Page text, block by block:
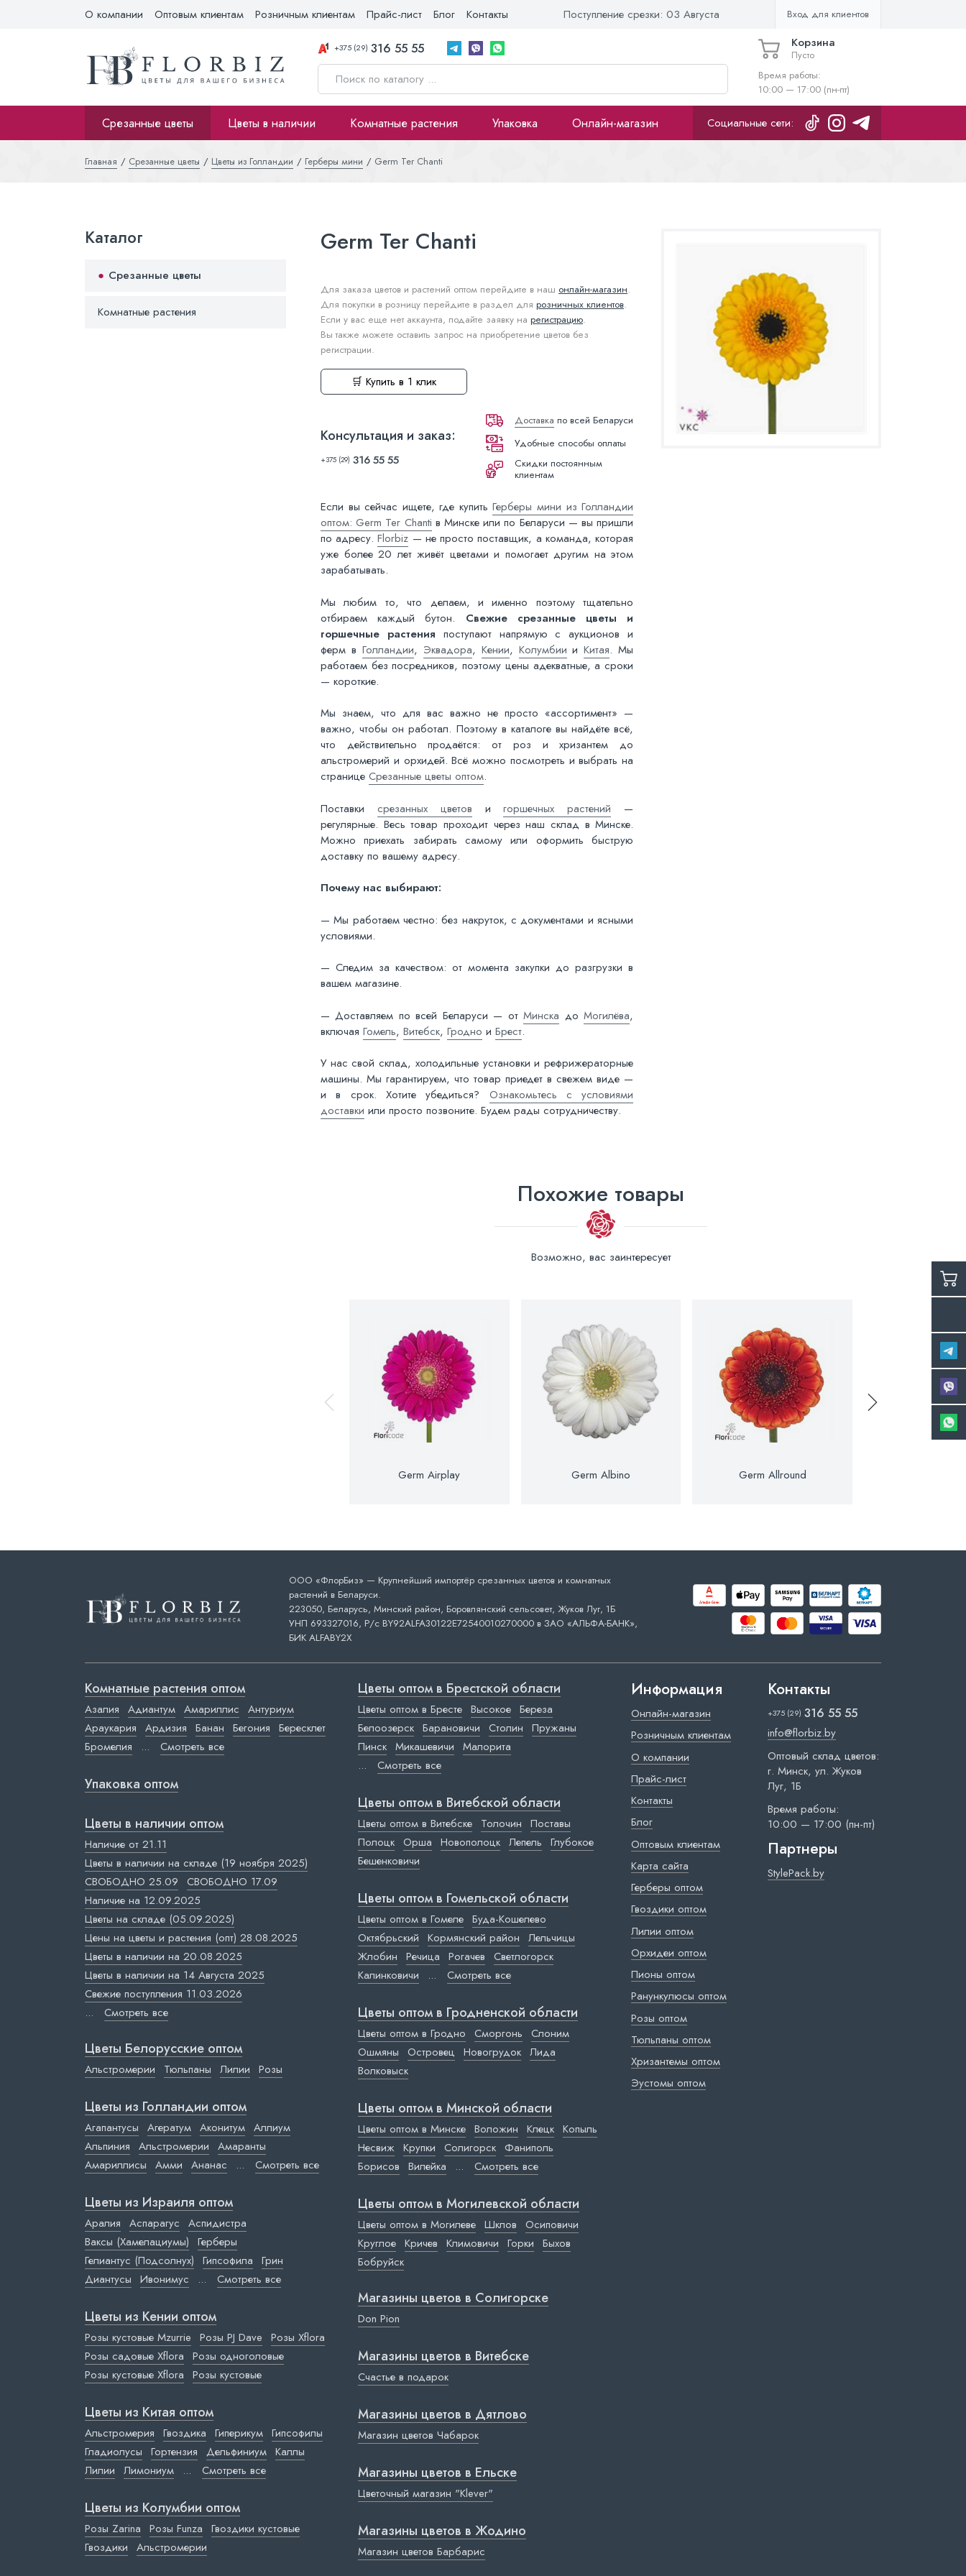
О компании Оптовым клиентам Розничным клиентам Прайс-лист Блог Контакты Поступление срезки: 03 Августа Вход для клиентов
+375 (29) 316 55 55 Корзина
Пусто
Время работы:
10:00 — 17:00 (пн-пт)
Срезанные цветы Цветы в наличии Комнатные растения Упаковка Онлайн-магазин Социальные сети:
Главная Срезанные цветы Цветы из Голландии Герберы мини Germ Ter Chanti
Каталог
Срезанные цветы
Комнатные растения
Germ Ter Chanti
Для заказа цветов и растений оптом перейдите в наш онлайн-магазин.
Для покупки в розницу перейдите в раздел для розничных клиентов.
Если у вас еще нет аккаунта, подайте заявку на регистрацию.
Вы также можете оставить запрос на приобретение цветов без
регистрации.
🛒 Купить в 1 клик
Консультация и заказ:
+375 (29) 316 55 55
Доставка по всей Беларуси
Удобные способы оплаты
Скидки постоянным
клиентам
Если вы сейчас ищете, где купитьГерберы мини из Голландии
оптом: Germ Ter Chanti в Минске или по Беларуси — вы пришли
по адресу.Florbiz — не просто поставщик, а команда, которая
уже более 20 лет живёт цветами и помогает другим на этом
зарабатывать.
Мы любим то, что делаем, и именно поэтому тщательно
отбираем каждый бутон. Свежие срезанные цветы и
горшечные растения поступают напрямую с аукционов и
ферм в Голландии, Эквадора, Кении, Колумбии иКитая. Мы
работаем без посредников, поэтому цены адекватные, а сроки
— короткие.
Мы знаем, что для вас важно не просто «ассортимент» —
важно, чтобы он работал. Поэтому в каталоге вы найдёте всё,
что действительно продаётся: от роз и хризантем до
альстромерий и орхидей. Всё можно посмотреть и выбрать на
странице Срезанные цветы оптом.
Поставки срезанных цветов игоршечных растений —
регулярные. Весь товар проходит через наш склад в Минске.
Можно приехать забирать самому или оформить быструю
доставку по вашему адресу.
Почему нас выбирают:
— Мы работаем честно: без накруток, с документами и ясными
условиями.
— Следим за качеством: от момента закупки до разгрузки в
вашем магазине.
— Доставляем по всей Беларуси — отМинска доМогилёва,
включая Гомель, Витебск, Гродно и Брест.
У нас свой склад, холодильные установки и рефрижераторные
машины. Мы гарантируем, что товар приедет в свежем виде —
и в срок. Хотите убедиться? Ознакомьтесь с условиями
доставки или просто позвоните. Будем рады сотрудничеству.
Похожие товары
Возможно, вас заинтересует
Germ Airplay Germ Albino Germ Allround
ООО «ФлорБиз» — Крупнейший импортёр срезанных цветов и комнатных
растений в Беларуси.
223050, Беларусь, Минский район, Боровлянский сельсовет, Жуков Луг, 1Б
УНП 693327016, Р/с BY92ALFA30122E72540010270000 в ЗАО «АЛЬФА-БАНК»,
БИК ALFABY2X
Комнатные растения оптом
Азалия Адиантум Амариллис Антуриум
Араукария Ардизия Банан Бегония Бересклет
Бромелия
... Смотреть все
Упаковка оптом
Цветы в наличии оптом
Наличие от 21.11
Цветы в наличии на складе (19 ноября 2025)
СВОБОДНО 25.09 СВОБОДНО 17.09
Наличие на 12.09.2025
Цветы на складе (05.09.2025)
Цены на цветы и растения (опт) 28.08.2025
Цветы в наличии на 20.08.2025
Цветы в наличии на 14 Августа 2025
Свежие поступления 11.03.2026
... Смотреть все
Цветы Белорусские оптом
Альстромерии Тюльпаны Лилии Розы
Цветы из Голландии оптом
Агапантусы Агератум Аконитум Аллиум
Альпиния Альстромерии Амаранты
Амариллисы Амми Ананас ... Смотреть все
Цветы из Израиля оптом
Аралия Аспарагус Аспидистра
Ваксы (Хамелациумы) Герберы
Гелиантус (Подсолнух) Гипсофила Грин
Диантусы Ивонимус ... Смотреть все
Цветы из Кении оптом
Розы кустовые Mzurrie Розы PJ Dave Розы Xflora
Розы садовые Xflora Розы одноголовые
Розы кустовые Xflora Розы кустовые
Цветы из Китая оптом
Альстромерия Гвоздика Гиперикум Гипсофилы
Гладиолусы Гортензия Дельфиниум Каллы
Лилии Лимониум ... Смотреть все
Цветы из Колумбии оптом
Розы Zarina Розы Funza Гвоздики кустовые
Гвоздики Альстромерии
Цветы оптом в Брестской области
Цветы оптом в Бресте Высокое Береза
Белоозерск Барановичи Столин Пружаны
Пинск Микашевичи Малорита
... Смотреть все
Цветы оптом в Витебской области
Цветы оптом в Витебске Толочин Поставы
Полоцк Орша Новополоцк Лепель Глубокое
Бешенковичи
Цветы оптом в Гомельской области
Цветы оптом в Гомеле Буда-Кошелево
Октябрьский Кормянский район Лельчицы
Жлобин Речица Рогачев Светлогорск
Калинковичи
... Смотреть все
Цветы оптом в Гродненской области
Цветы оптом в Гродно Сморгонь Слоним
Ошмяны Островец Новогрудок Лида
Волковыск
Цветы оптом в Минской области
Цветы оптом в Минске Воложин Клецк Копыль
Несвиж Крупки Солигорск Фаниполь
Борисов Вилейка ... Смотреть все
Цветы оптом в Могилевской области
Цветы оптом в Могилеве Шклов Осиповичи
Круглое Кричев Климовичи Горки Быхов
Бобруйск
Магазины цветов в Cолигорске
Don Pion
Магазины цветов в Витебске
Счастье в подарок
Магазины цветов в Дятлово
Магазин цветов Чабарок
Магазины цветов в Ельске
Цветочный магазин "Klever"
Магазины цветов в Жодино
Магазин цветов Барбарис
Информация
Онлайн-магазин
Розничным клиентам
О компании
Прайс-лист
Контакты
Блог
Оптовым клиентам
Карта сайта
Герберы оптом
Гвоздики оптом
Лилии оптом
Орхидеи оптом
Пионы оптом
Ранункулюсы оптом
Розы оптом
Тюльпаны оптом
Хризантемы оптом
Эустомы оптом
Контакты
+375 (29) 316 55 55
info@florbiz.by
Оптовый склад цветов:
г. Минск, ул. Жуков
Луг, 1Б
Время работы:
10:00 — 17:00 (пн-пт)
Партнеры
StylePack.by